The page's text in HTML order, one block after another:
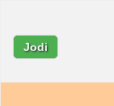
Jodi